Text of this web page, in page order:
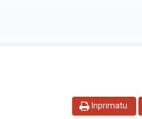
Inprimatu